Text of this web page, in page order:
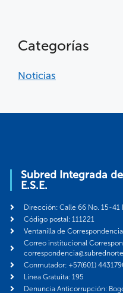
Categorías
Noticias
Subred Integrada
E.S.E.
Dirección: Calle 66 No. 15-41
Código postal: 111221
Ventanilla de
Correo institucional
Conmutador: +57(601)
Línea Gratuita: 195
Denuncia Anticorrupción: